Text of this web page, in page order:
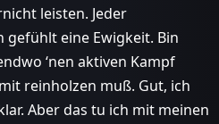
leisten. Jeder
gefühlt eine Ewigkeit. Bin
‘nen aktiven Kampf
reinholzen muß. Gut, ich
Aber das tu ich mit meinen